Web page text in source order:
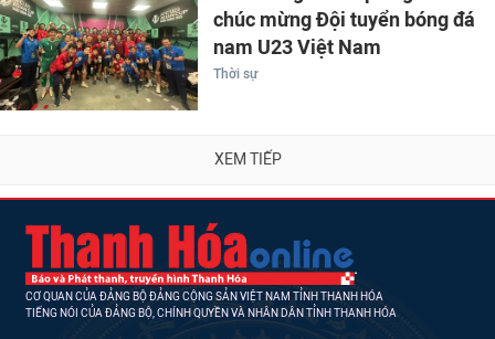
chúc mừng Đội tuyển bóng đá
nam U23 Việt Nam
Thời sự
XEM TIẾP
CƠ QUAN CỦA ĐẢNG BỘ ĐẢNG CỘNG SẢN VIỆT NAM TỈNH THANH HÓA
TIẾNG NÓI CỦA ĐẢNG BỘ, CHÍNH QUYỀN VÀ NHÂN DÂN TỈNH THANH HÓA